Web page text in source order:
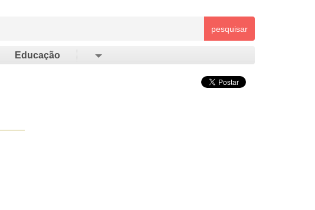
pesquisar
Educação